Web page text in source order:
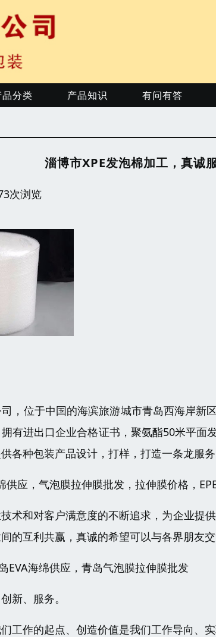
品分类 产品知识 有问有答
淄博市XPE发泡棉加工，真诚
次浏览
，位于中国的海滨旅游城市青岛西海岸新
有进出口企业合格证书，聚氨酯50米平面
各种包装产品设计，打样，打造一条龙服务
供应，气泡膜拉伸膜批发，拉伸膜价格，
术和对客户满意度的不断追求，为企业提
的互利共赢，真诚的希望可以与各界朋友
EVA海绵供应，青岛气泡膜拉伸膜批发
新、服务。
工作的起点、创造价值是我们工作导向、